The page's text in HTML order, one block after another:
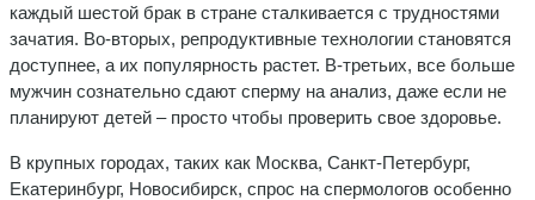
каждый шестой брак в стране сталкивается с трудностями
зачатия. Во-вторых, репродуктивные технологии становятся
доступнее, а их популярность растет. В-третьих, все больше
мужчин сознательно сдают сперму на анализ, даже если не
планируют детей – просто чтобы проверить свое здоровье.
В крупных городах, таких как Москва, Санкт-Петербург,
Екатеринбург, Новосибирск, спрос на спермологов особенно